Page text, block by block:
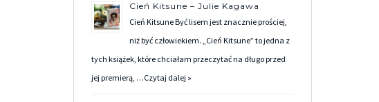
Cień Kitsune – Julie Kagawa
Cień Kitsune Być lisem jest znacznie prościej,
niż być człowiekiem. „Cień Kitsune” to jedna z
tych książek, które chciałam przeczytać na długo przed
jej premierą, …Czytaj dalej »